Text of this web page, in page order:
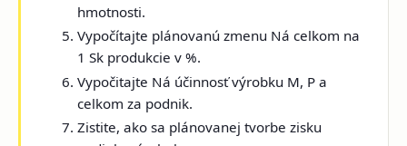
hmotnosti.
Vypočítajte plánovanú zmenu Ná celkom na
1 Sk produkcie v %.
Vypočitajte Ná účinnosť výrobku M, P a
celkom za podnik.
Zistite, ako sa plánovanej tvorbe zisku